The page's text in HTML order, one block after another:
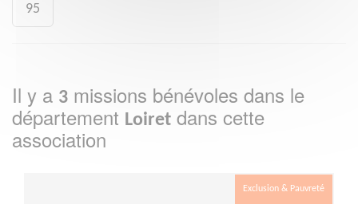
95
Il y a 3 missions bénévoles dans le
département Loiret dans cette
association
Exclusion & Pauvreté